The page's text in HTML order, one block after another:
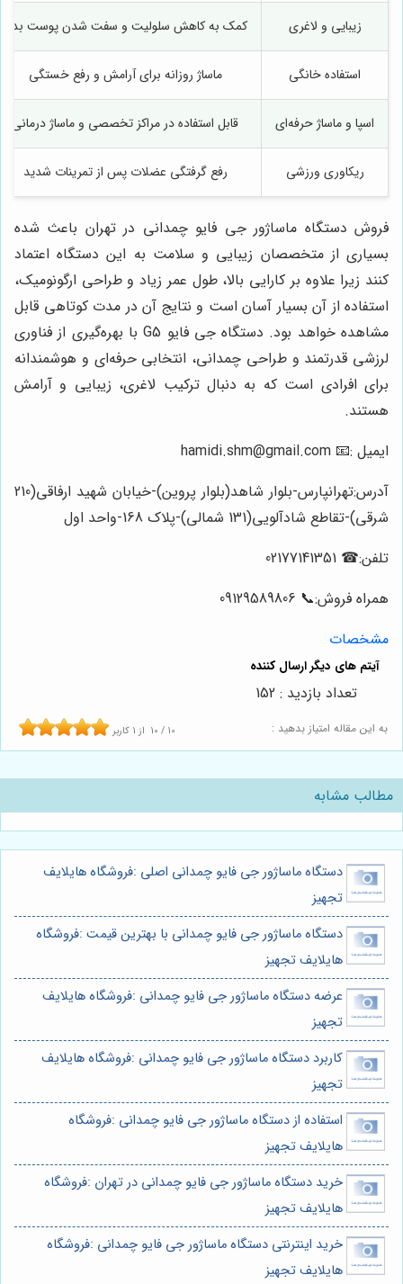
زیبایی و لاغری کمک به کاهش سلولیت و سفت شدن پوست بدن
استفاده خانگی ماساژ روزانه برای آرامش و رفع خستگی
اسپا و ماساژ حرفه‌ای قابل استفاده در مراکز تخصصی و ماساژ درمانی
ریکاوری ورزشی رفع گرفتگی عضلات پس از تمرینات شدید
فروش دستگاه ماساژور جی فایو چمدانی در تهران باعث شده
بسیاری از متخصصان زیبایی و سلامت به این دستگاه اعتماد
کنند زیرا علاوه بر کارایی بالا، طول عمر زیاد و طراحی ارگونومیک،
استفاده از آن بسیار آسان است و نتایج آن در مدت کوتاهی قابل
مشاهده خواهد بود. دستگاه جی فایو G5 با بهره‌گیری از فناوری
لرزشی قدرتمند و طراحی چمدانی، انتخابی حرفه‌ای و هوشمندانه
برای افرادی است که به دنبال ترکیب لاغری، زیبایی و آرامش
هستند.
ایمیل :📧 hamidi.shm@gmail.com
آدرس:تهرانپارس-بلوار شاهد(بلوار پروین)-خیابان شهید ارفاقی(210
شرقی)-تقاطع شادآلویی(131 شمالی)-پلاک 168-واحد اول
تلفن:☎ 02177141351
همراه فروش:📞 09129589806
مشخصات
به این مقاله امتیاز بدهید : 10 / 10 از1 کاربر
تعداد بازدید : 152
مطالب مشابه
دستگاه ماساژور جی فایو چمدانی اصلی :فروشگاه هایلایف
تجهیز
دستگاه ماساژور جی فایو چمدانی با بهترین قیمت :فروشگاه
هایلایف تجهیز
عرضه دستگاه ماساژور جی فایو چمدانی :فروشگاه هایلایف
تجهیز
کاربرد دستگاه ماساژور جی فایو چمدانی :فروشگاه هایلایف
تجهیز
استفاده از دستگاه ماساژور جی فایو چمدانی :فروشگاه
هایلایف تجهیز
خرید دستگاه ماساژور جی فایو چمدانی در تهران :فروشگاه
هایلایف تجهیز
خرید اینترنتی دستگاه ماساژور جی فایو چمدانی :فروشگاه
هایلایف تجهیز